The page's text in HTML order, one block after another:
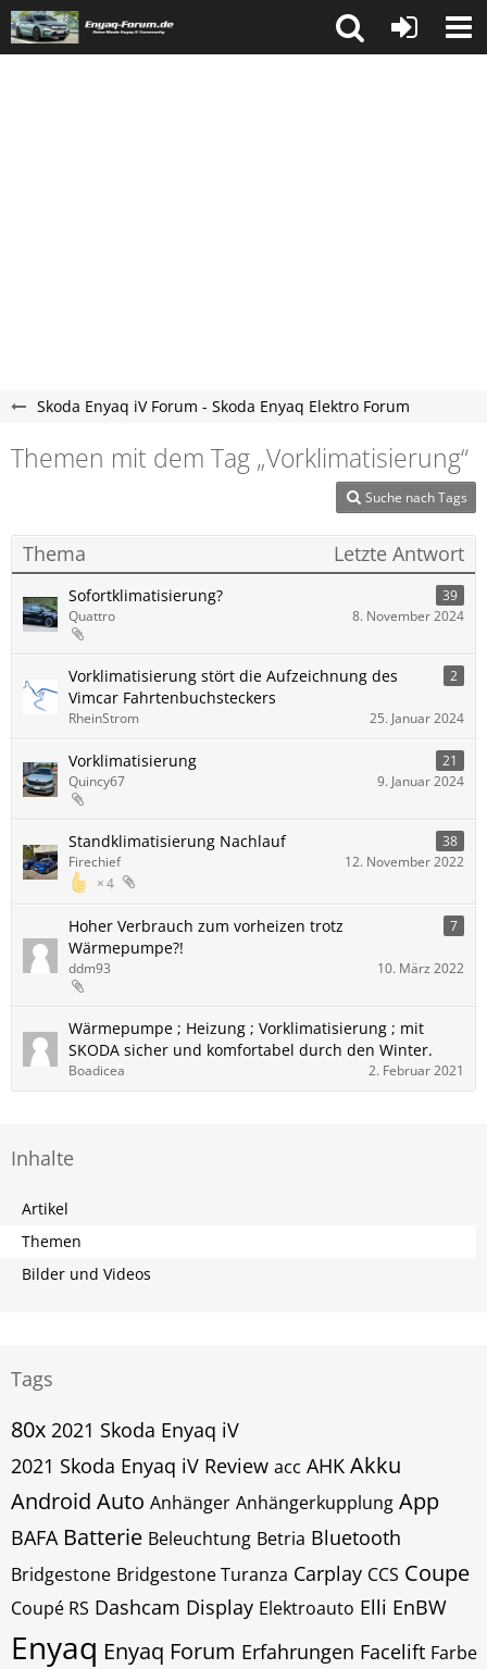
Skoda Enyaq iV Forum - Skoda Enyaq Elektro Forum
Themen mit dem Tag „Vorklimatisierung“
Suche nach Tags
Thema Letzte Antwort
Sofortklimatisierung?
39
Quattro
8. November 2024
Vorklimatisierung stört die Aufzeichnung des
Vimcar Fahrtenbuchsteckers
2
RheinStrom 25. Januar 2024
Vorklimatisierung
21
Quincy67
9. Januar 2024
Standklimatisierung Nachlauf 38
4
Firechief 12. November 2022
Hoher Verbrauch zum vorheizen trotz
Wärmepumpe?!
7
ddm93 10. März 2022
Wärmepumpe ; Heizung ; Vorklimatisierung ; mit
SKODA sicher und komfortabel durch den Winter.
Boadicea 2. Februar 2021
Inhalte
Artikel
Themen
Bilder und Videos
Tags
80x 2021 Skoda Enyaq iV
2021 Skoda Enyaq iV Review acc AHK Akku
Android Auto Anhänger Anhängerkupplung App
BAFA Batterie Beleuchtung Betria Bluetooth
Bridgestone Bridgestone Turanza Carplay CCS Coupe
Coupé RS Dashcam Display Elektroauto Elli EnBW
Enyaq Enyaq Forum Erfahrungen Facelift Farbe